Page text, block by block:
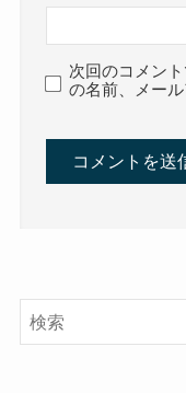
次回のコメン
の名前、メー